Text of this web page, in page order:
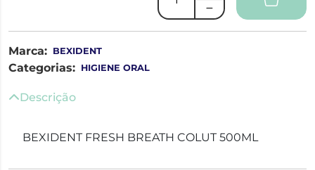
Marca: BEXIDENT
Categorias: HIGIENE ORAL
Descrição
BEXIDENT FRESH BREATH COLUT 500ML